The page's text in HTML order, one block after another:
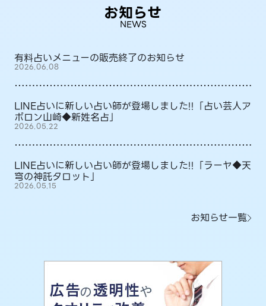
お知らせ
NEWS
有料占いメニューの販売終了のお知らせ
2026.06.08
LINE占いに新しい占い師が登場しました!!「占い芸人ア
ポロン山崎◆新姓名占」
2026.05.22
LINE占いに新しい占い師が登場しました!!「ラーヤ◆天
穹の神託タロット」
2026.05.15
お知らせ一覧